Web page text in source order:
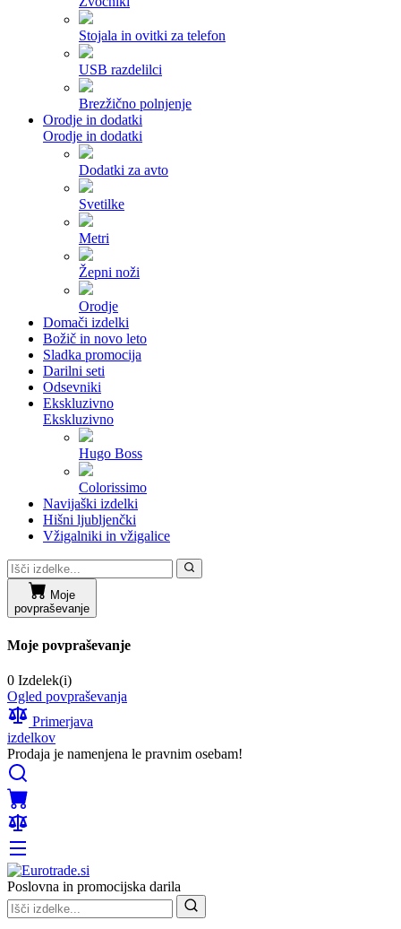
Stojala in ovitki za telefon
USB razdelilci
Brezžično polnjenje
Orodje in dodatki
Orodje in dodatki
Dodatki za avto
Svetilke
Metri
Žepni noži
Orodje
Domači izdelki
Božič in novo leto
Sladka promocija
Darilni seti
Odsevniki
Ekskluzivno
Ekskluzivno
Hugo Boss
Colorissimo
Navijaški izdelki
Hišni ljubljenčki
Vžigalniki in vžigalice
Moje
povpraševanje
Moje povpraševanje
0 Izdelek(i)
Ogled povpraševanja
Primerjava
izdelkov
Prodaja je namenjena le pravnim osebam!
Poslovna in promocijska darila